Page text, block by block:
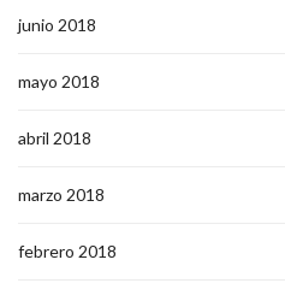
junio 2018
mayo 2018
abril 2018
marzo 2018
febrero 2018